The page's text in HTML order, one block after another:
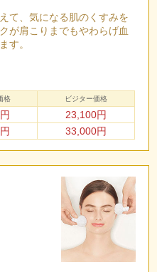
て、気になる肌のくすみを
が肩こりまでもやわらげ血
す。
格 ビジター価格
23,100円
33,000円